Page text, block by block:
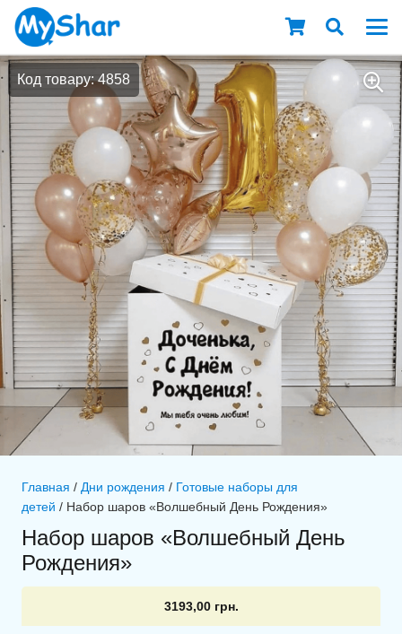
Код товару: 4858
Главная / Дни рождения / Готовые наборы для
детей / Набор шаров «Волшебный День Рождения»
Набор шаров «Волшебный День
Рождения»
3193,00 грн.